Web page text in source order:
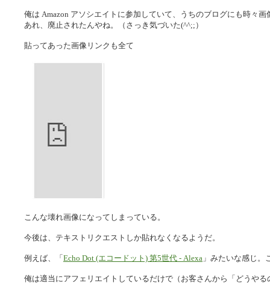
俺は Amazon アソシエイトに参加していて、うちのブログにも時々
あれ、廃止されたんやね。（さっき気づいた(^^;;）
貼ってあった画像リンクも全て
こんな壊れ画像になってしまっている。
今後は、テキストリクエストしか貼れなくなるようだ。
例えば、「 Echo Dot (エコードット) 第5世代 - Alexa 」みたいな感じ。
俺は適当にアフェリエイトしているだけで（お客さんから「どうや